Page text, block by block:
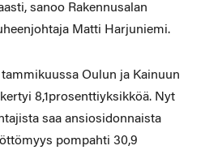
sanoo Rakennusalan
Matti Harjuniemi.
Oulun ja Kainuun
8,1prosenttiyksikköä. Nyt
saa ansiosidonnaista
pompahti 30,9